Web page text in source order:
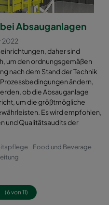
Absauganlagen
2022
daher sind
um den ordnungsgemäßen
nach dem Stand der Technik
ändern,
ob die Absauganlage
um die größtmögliche
Es wird empfohlen,
und Qualitätsaudits der
Food und Beverage
(6 von 11)